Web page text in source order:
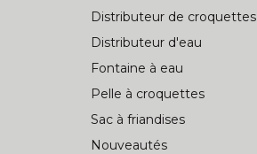
Distributeur de croquettes
Distributeur d'eau
Fontaine à eau
Pelle à croquettes
Sac à friandises
Nouveautés